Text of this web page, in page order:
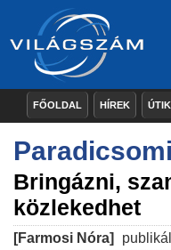
FŐOLDAL HÍREK
Bringázni,
közlekedhet
[Farmosi Nóra]